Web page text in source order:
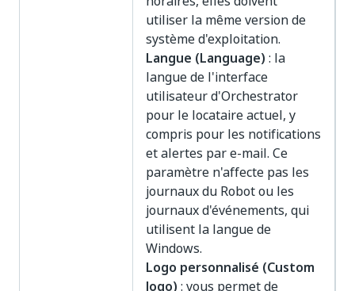
utiliser la même version de
système d'exploitation.
Langue (Language) : la
langue de l'interface
utilisateur d'Orchestrator
pour le locataire actuel, y
compris pour les notifications
et alertes par e-mail. Ce
paramètre n'affecte pas les
journaux du Robot ou les
journaux d'événements, qui
utilisent la langue de
Windows.
Logo personnalisé (Custom
logo) : vous permet de